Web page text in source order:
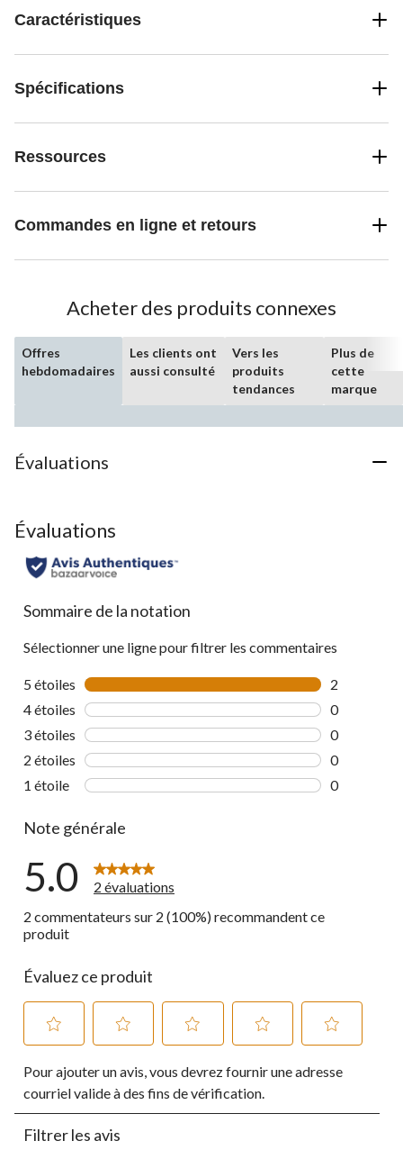
Caractéristiques
Spécifications
Ressources
Commandes en ligne et retours
Acheter des produits connexes
Offres
hebdomadaires
Les clients ont
aussi consulté
Vers les
produits
tendances
Plus de
cette
marque
Évaluations
Évaluations
Sommaire de la notation
Sélectionner une ligne pour filtrer les commentaires
5 étoiles étoiles
2
4 étoiles étoiles
0
3 étoiles étoiles
0
2 étoiles étoiles
0
1 étoile étoiles
0
Note générale
5.0
2 évaluations
2 commentateurs sur 2 (100%) recommandent ce
produit
Évaluez ce produit
pour
évaluer
1
pour
évaluer
2
pour
évaluer
pour
évaluer
pour
Pour ajouter un avis, vous devrez fournir une adresse
courriel valide à des fins de vérification.
Filtrer les avis